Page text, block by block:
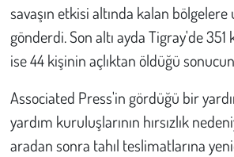
savaşın etkisi altında kalan
gönderdi. Son altı ayda Tigray'de
ise 44 kişinin açlıktan öldüğü
Associated Press'in gördüğü bir
yardım kuruluşlarının hırsızlık
aradan sonra tahıl teslimatlarına